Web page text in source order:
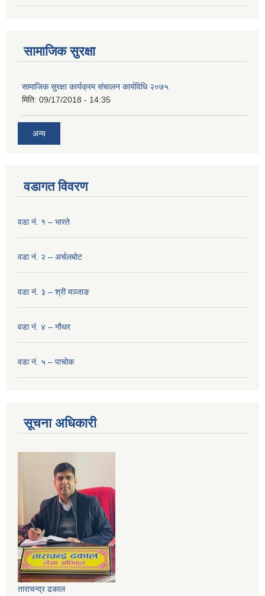
सामाजिक सुरक्षा
सामाजिक सुरक्षा कार्यक्रम संचालन कार्यविधि २०७५
मिति: 09/17/2018 - 14:35
अन्य
वडागत विवरण
वडा नं. १ – भारते
वडा नं. २ – अर्चलबोट
वडा नं. ३ – श्री मञ्‍जाङ
वडा नं. ४ – नौथर
वडा नं. ५ – पाचोक
सूचना अधिकारी
ताराचन्द्र ढकाल